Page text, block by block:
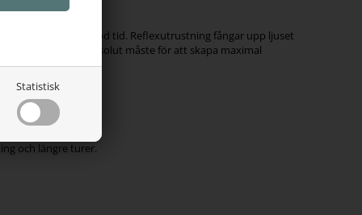
Statistisk
och hästar i god tid. Reflexutrustning fångar upp ljuset
ett absolut måste för att skapa maximal
och längre turer.